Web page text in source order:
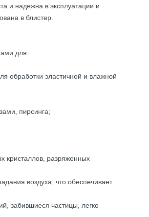
и надежна в эксплуатации и
в блистер.
для:
обработки эластичной и влажной
пирсинга;
кристаллов, разряженных
воздуха, что обеспечивает
забившиеся частицы, легко